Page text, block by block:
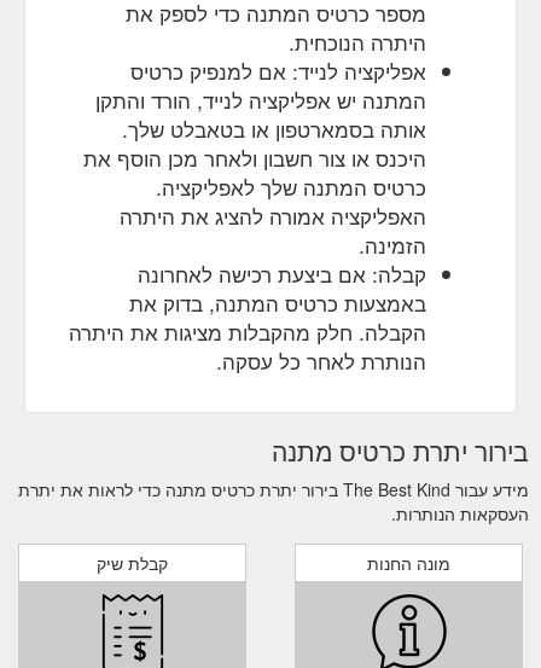
מספר כרטיס המתנה כדי לספק את
היתרה הנוכחית.
אפליקציה לנייד: אם למנפיק כרטיס
המתנה יש אפליקציה לנייד, הורד והתקן
אותה בסמארטפון או בטאבלט שלך.
היכנס או צור חשבון ולאחר מכן הוסף את
כרטיס המתנה שלך לאפליקציה.
האפליקציה אמורה להציג את היתרה
הזמינה.
קבלה: אם ביצעת רכישה לאחרונה
באמצעות כרטיס המתנה, בדוק את
הקבלה. חלק מהקבלות מציגות את היתרה
הנותרת לאחר כל עסקה.
בירור יתרת כרטיס מתנה
מידע עבור The Best Kind בירור יתרת כרטיס מתנה כדי לראות את יתרת
העסקאות הנותרות.
קבלת שיק מונה החנות